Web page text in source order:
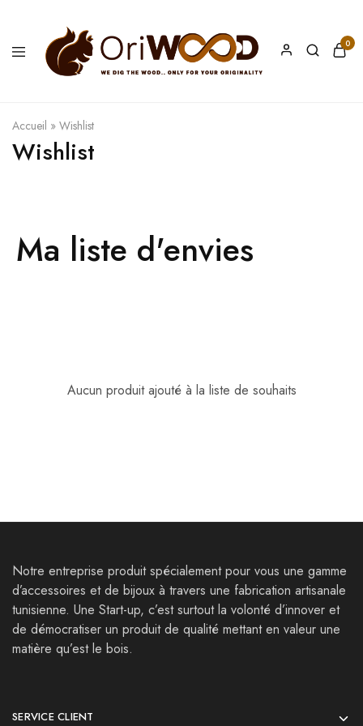
Wood
0
Accueil » Wishlist
Wishlist
Ma liste d'envies
Aucun produit ajouté à la liste de souhaits
Notre entreprise produit spécialement pour vous une gamme
d’accessoires et de bijoux à travers une fabrication artisanale
tunisienne. Une Start-up, c’est surtout la volonté d’innover et
de démocratiser un produit de qualité mettant en valeur une
matière qu’est le bois.
SERVICE CLIENT